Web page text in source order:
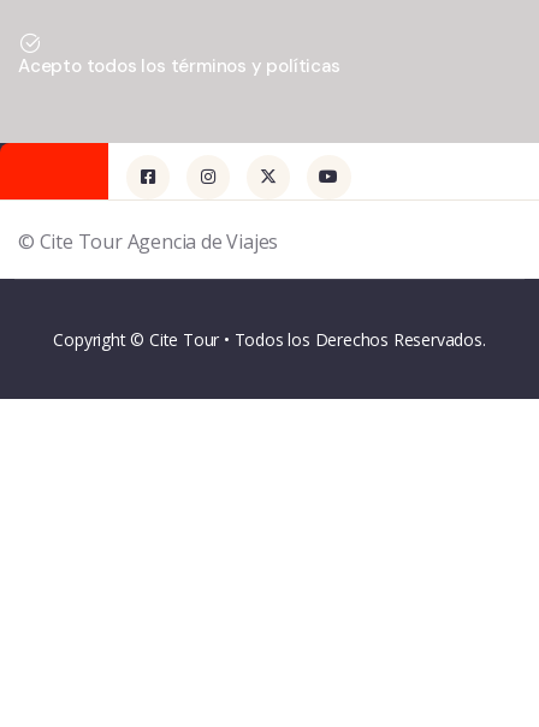
Acepto todos los términos y políticas
© Cite Tour Agencia de Viajes
Copyright © Cite Tour • Todos los Derechos Reservados.